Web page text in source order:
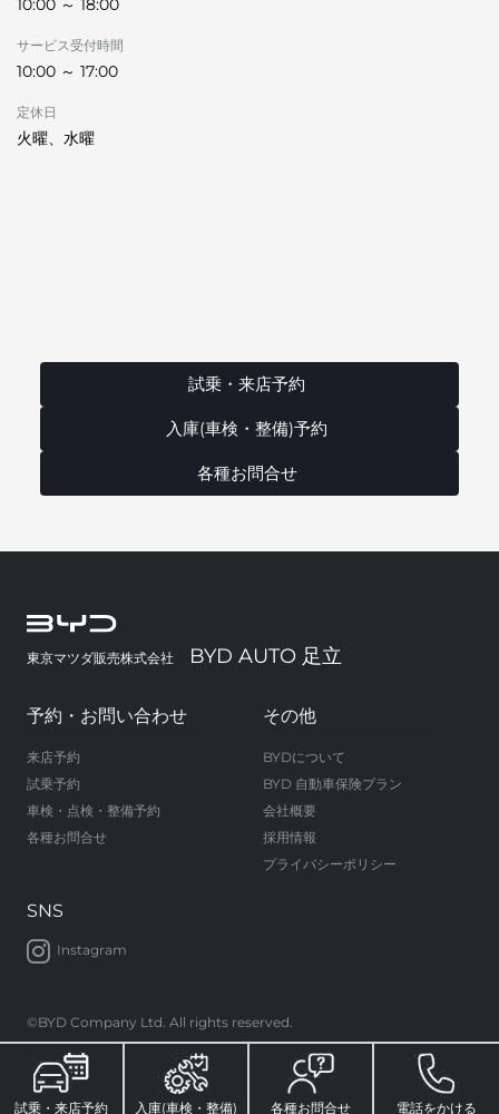
試乗・来店予約 入庫(車検・整備) 各種お問合せ 電話をかける
10:00 ～ 18:00
サービス受付時間
10:00 ～ 17:00
定休日
火曜、水曜
試乗・来店予約
入庫(車検・整備)予約
各種お問合せ
東京マツダ販売株式会社 BYD AUTO 足立
予約・お問い合わせ
来店予約
試乗予約
車検・点検・整備予約
各種お問合せ
その他
BYDについて
BYD 自動車保険プラン
会社概要
採用情報
プライバシーポリシー
SNS
Instagram
©BYD Company Ltd. All rights reserved.